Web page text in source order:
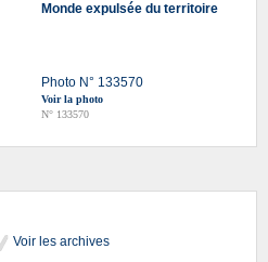
Monde expulsée du territoire
Photo N° 133570
Voir la photo
N° 133570
Voir les archives